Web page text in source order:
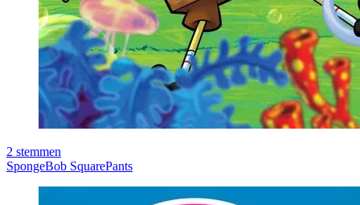
2 stemmen
SpongeBob SquarePants